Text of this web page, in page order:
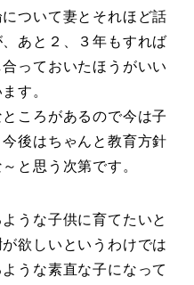
ついて妻とそれほど話
あと２、３年もすれば
っておいたほうがいい
す。
ころがあるので今は子
後はちゃんと教育方針
と思う次第です。
うな子供に育てたいと
欲しいというわけでは
うな素直な子になって